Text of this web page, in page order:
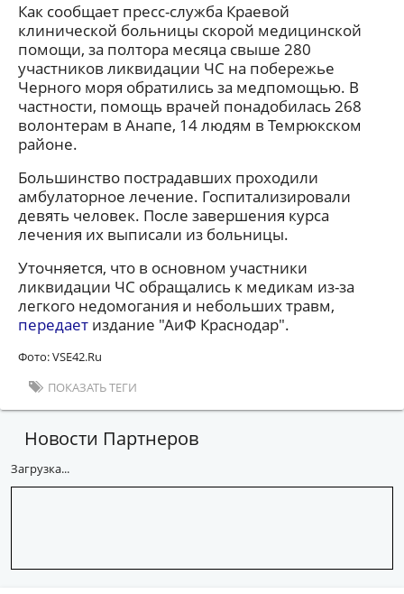
Как сообщает пресс-служба Краевой
клинической больницы скорой медицинской
помощи, за полтора месяца свыше 280
участников ликвидации ЧС на побережье
Черного моря обратились за медпомощью. В
частности, помощь врачей понадобилась 268
волонтерам в Анапе, 14 людям в Темрюкском
районе.
Большинство пострадавших проходили
амбулаторное лечение. Госпитализировали
девять человек. После завершения курса
лечения их выписали из больницы.
Уточняется, что в основном участники
ликвидации ЧС обращались к медикам из-за
легкого недомогания и небольших травм,
передает издание "АиФ Краснодар".
Фото: VSE42.Ru
ПОКАЗАТЬ ТЕГИ
Новости Партнеров
Загрузка...